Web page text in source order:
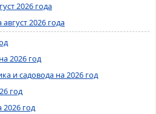
2026 года
2026 года
2026 год
и садовода на 2026 год
год
год